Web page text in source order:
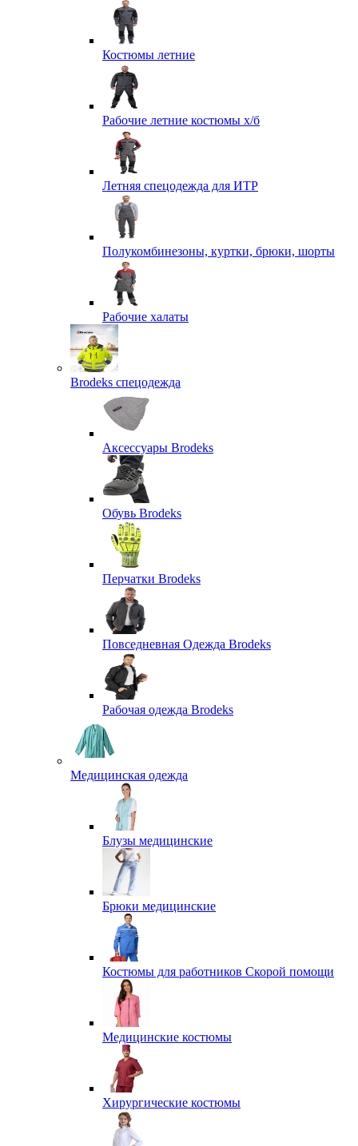
Костюмы летние
Рабочие летние костюмы х/б
Летняя спецодежда для ИТР
Полукомбинезоны, куртки, брюки, шорты
Рабочие халаты
Brodeks спецодежда
Аксессуары Brodeks
Обувь Brodeks
Перчатки Brodeks
Повседневная Одежда Brodeks
Рабочая одежда Brodeks
Медицинская одежда
Блузы медицинские
Брюки медицинские
Костюмы для работников Скорой помощи
Медицинские костюмы
Хирургические костюмы